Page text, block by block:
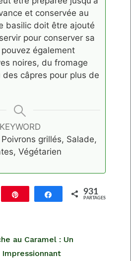
et conservée au
basilic doit être ajouté
pour conserver sa
également
noires, du fromage
câpres pour plus de
KEYWORD
grillés, Salade,
Végétarien
Épingle Partagez931
PARTAGES
au Caramel : Un